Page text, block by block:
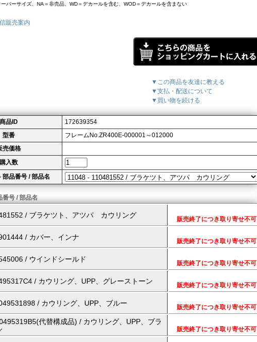
バーサイズ、NA＝非売品、WD＝デカールを含む、WOD＝デカールを含まない
販売案内
▼この商品を友達に教える
▼支払・配送について
▼買い物を続ける
商品ID
172639354
型番
フレームNo.ZR400E-000001～012000
売価格
購入数
部品番号 / 部品名
番号 / 部品名
/ ブラケツト、アツパ カウリング 販売終了につき取り寄せ不可
/ カバー、インナ 販売終了につき取り寄せ不可
/ ウインドシールド 販売終了につき取り寄せ不可
/ カウリング、UPP、グレーストーン 販売終了につき取り寄せ不可
/ カウリング、UPP、ブルー 販売終了につき取り寄せ不可
代替構成品) / カウリング、UPP、ブラ
販売終了につき取り寄せ不可